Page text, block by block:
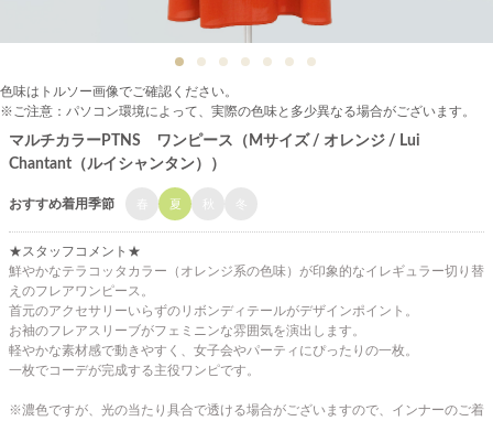
色味はトルソー画像でご確認ください。
※ご注意：パソコン環境によって、実際の色味と多少異なる場合がございます。
マルチカラーPTNS ワンピース（Mサイズ / オレンジ / Lui
Chantant（ルイシャンタン））
おすすめ着用季節 夏
★スタッフコメント★
鮮やかなテラコッタカラー（オレンジ系の色味）が印象的なイレギュラー切り替
えのフレアワンピース。
首元のアクセサリーいらずのリボンディテールがデザインポイント。
お袖のフレアスリーブがフェミニンな雰囲気を演出します。
軽やかな素材感で動きやすく、女子会やパーティにぴったりの一枚。
一枚でコーデが完成する主役ワンピです。
※濃色ですが、光の当たり具合で透ける場合がございますので、インナーのご着